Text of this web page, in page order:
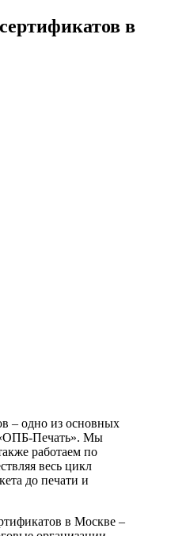
в
– одно из основных
Печать». Мы
работаем по
весь цикл
до печати и
в Москве –